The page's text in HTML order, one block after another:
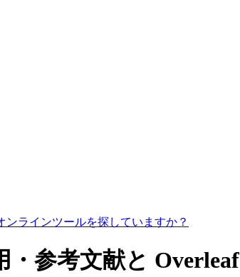
ンラインツールを探していますか？
・参考文献と Overleaf